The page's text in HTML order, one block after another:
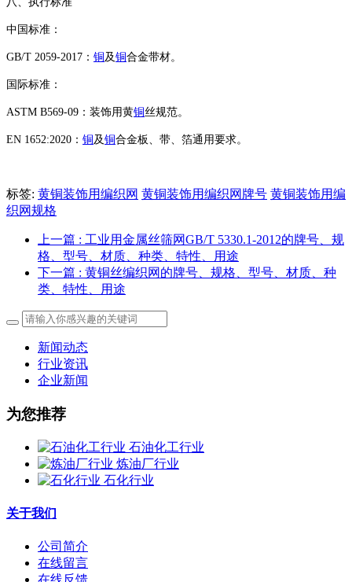
‌中国标准‌：
‌GB/T 2059-2017‌： 铜 及铜合金带材。
‌国际标准‌：
‌ASTM B569-09‌：装饰用黄铜丝规范。
‌EN 1652:2020‌： 铜 及铜合金板、带、箔通用要求。
标签: 黄铜装饰用编织网 黄铜装饰用编织网牌号 黄铜装饰用编
织网规格
上一篇 : 工业用金属丝筛网GB/T 5330.1-2012的牌号、规
格、型号、材质、种类、特性、用途
下一篇 : 黄铜丝编织网的牌号、规格、型号、材质、种
类、特性、用途
新闻动态
行业资讯
企业新闻
为您推荐
石油化工行业
炼油厂行业
石化行业
关于我们
公司简介
在线留言